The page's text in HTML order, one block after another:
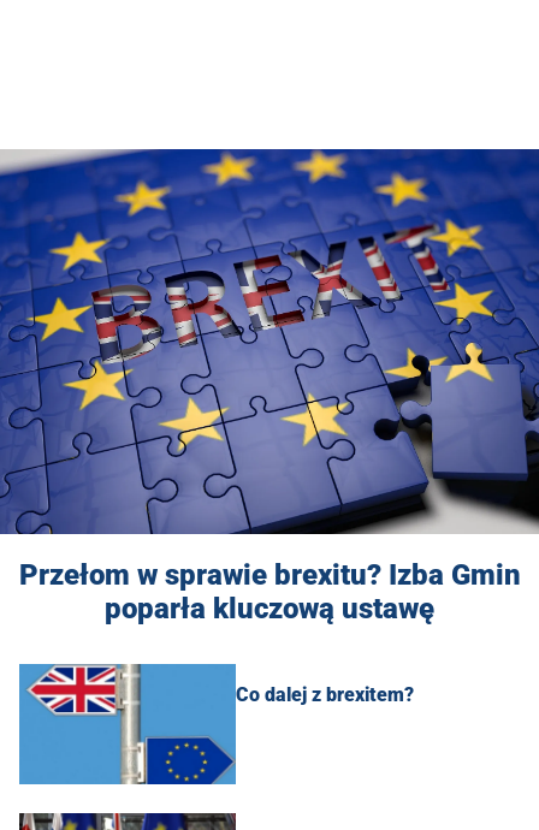
Przełom w sprawie brexitu? Izba Gmin
poparła kluczową ustawę
Co dalej z brexitem?